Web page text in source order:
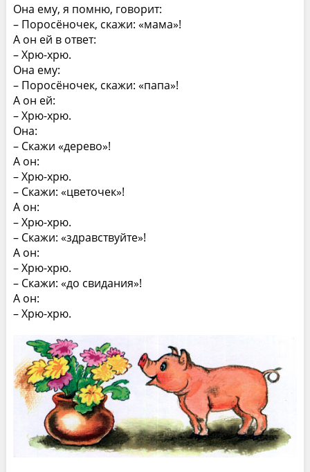
Она ему, я помню, говорит:
– Поросёночек, скажи: «мама»!
А он ей в ответ:
– Хрю-хрю.
Она ему:
– Поросёночек, скажи: «папа»!
А он ей:
– Хрю-хрю.
Она:
– Скажи «дерево»!
А он:
– Хрю-хрю.
– Скажи: «цветочек»!
А он:
– Хрю-хрю.
– Скажи: «здравствуйте»!
А он:
– Хрю-хрю.
– Скажи: «до свидания»!
А он:
– Хрю-хрю.